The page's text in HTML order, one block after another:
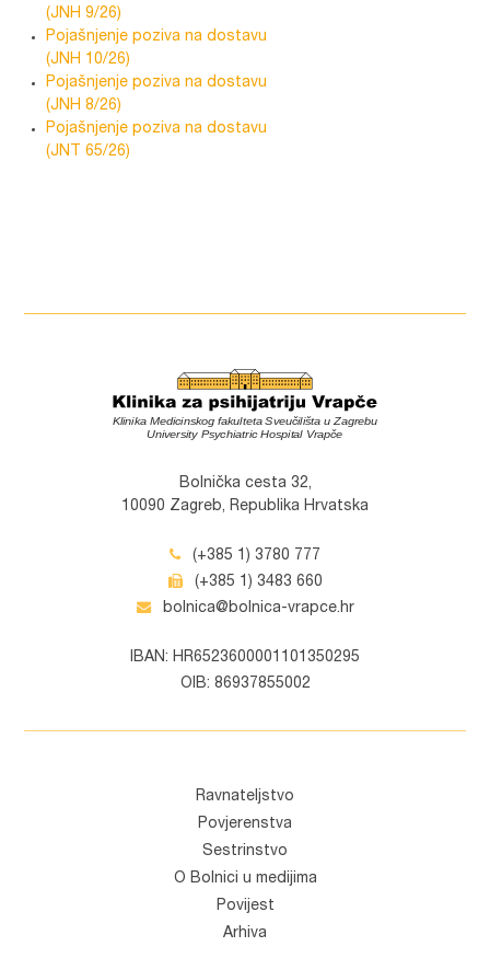
(JNH 9/26)
Pojašnjenje poziva na dostavu
(JNH 10/26)
Pojašnjenje poziva na dostavu
(JNH 8/26)
Pojašnjenje poziva na dostavu
(JNT 65/26)
Bolnička cesta 32,
10090 Zagreb, Republika Hrvatska
(+385 1) 3780 777
(+385 1) 3483 660
bolnica@bolnica-vrapce.hr
IBAN: HR6523600001101350295
OIB: 86937855002
Ravnateljstvo
Povjerenstva
Sestrinstvo
O Bolnici u medijima
Povijest
Arhiva